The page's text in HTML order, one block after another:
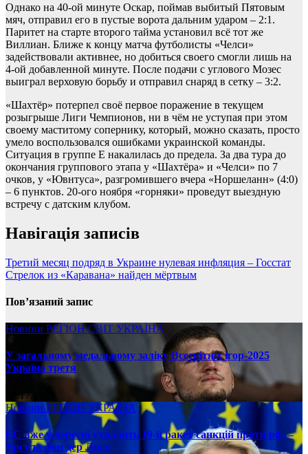
Однако на 40-ой минуте Оскар, поймав выбитый Пятовым
мяч, отправил его в пустые ворота дальним ударом – 2:1.
Паритет на старте второго тайма установил всё тот же
Виллиан. Ближе к концу матча футболисты «Челси»
задействовали активнее, но добиться своего смогли лишь на
4-ой добавленной минуте. После подачи с углового Мозес
выиграл верховую борьбу и отправил снаряд в сетку – 3:2.
«Шахтёр» потерпел своё первое поражение в текущем
розыгрыше Лиги Чемпионов, ни в чём не уступая при этом
своему маститому сопернику, который, можно сказать, просто
умело воспользовался ошибками украинской команды.
Ситуация в группе Е накалилась до предела. За два тура до
окончания группового этапа у «Шахтёра» и «Челси» по 7
очков, у «Ювнтуса», разгромившего вчера «Норшеланн» (4:0)
– 6 пунктов. 20-ого ноября «горняки» проведут выездную
встречу с датским клубом.
Навігація записів
Третий месяц подряд в Украине нулевая инфляция – Госстат
Стрелок из «Каравана» найден мёртвым
Пов’язаний запис
Новини РЕГІОНСВІТ УКРАЇНА
У загальному медальному заліку Всесвітніх ігор-2025
Україна третя
08.17.2025
НовиниРЕГІОН УКРАЇНА
ЄС вже у вересні ухвалить 19-й ракет санкцій проти рф, –
Урсула фон дер Ляєн